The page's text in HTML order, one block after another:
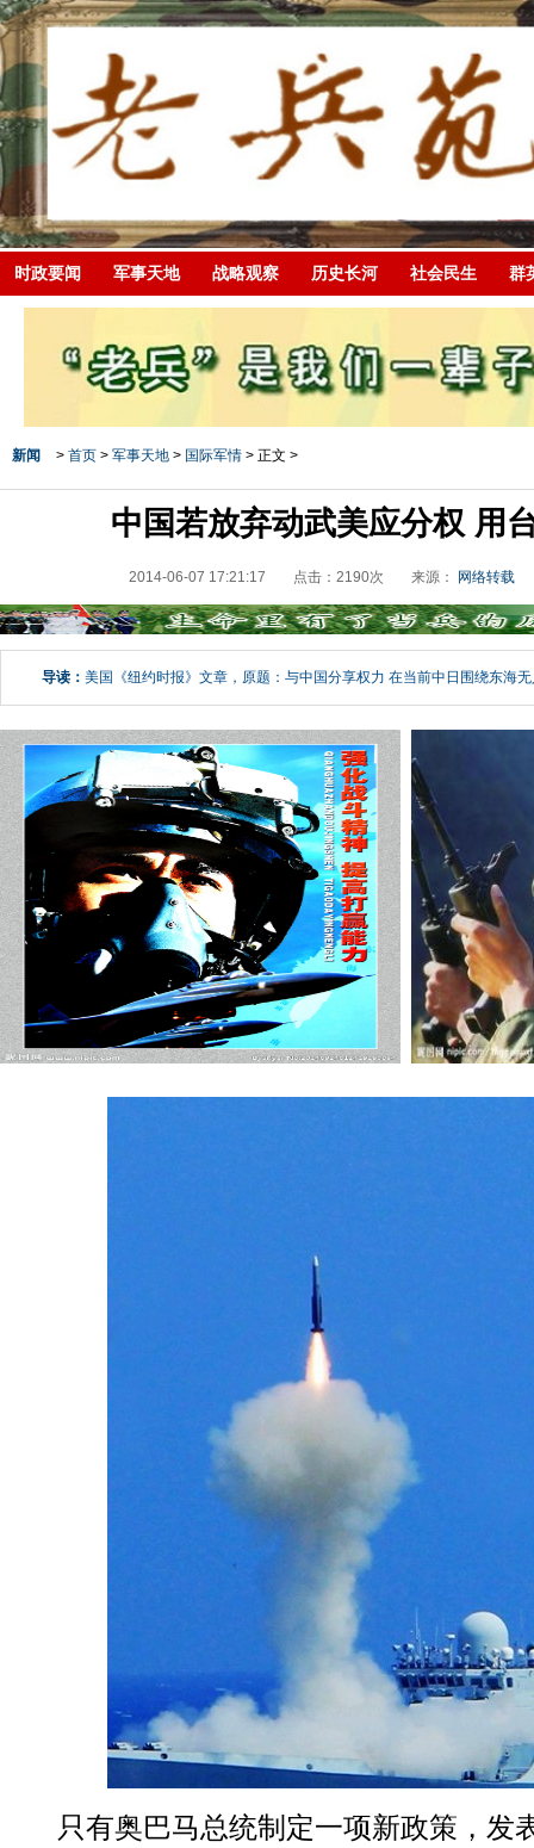
时政要闻 军事天地 战略观察 历史长河 社会民生 群
新闻 > 首页 > 军事天地 > 国际军情 > 正文 >
中国若放弃动武美应分权 用
2014-06-07 17:21:17 点击： 2190次 来源： 网络转载
导读： 美国《纽约时报》文章，原题：与中国分享权力 在当前中日围绕东海
只有奥巴马总统制定一项新政策，发